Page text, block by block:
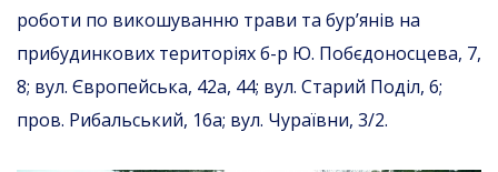
роботи по викошуванню трави та бур’янів на
прибудинкових територіях б-р Ю. Побєдоносцева, 7,
8; вул. Європейська, 42а, 44; вул. Старий Поділ, 6;
пров. Рибальський, 16а; вул. Чураївни, 3/2.